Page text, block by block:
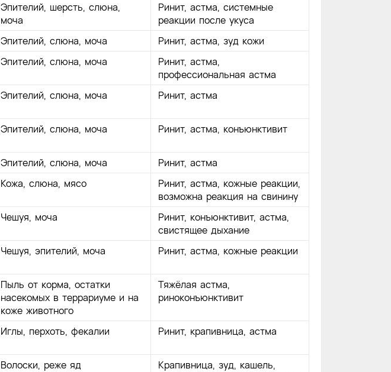
Эпителий, шерсть, слюна,
моча
Ринит, астма, системные
реакции после укуса
Эпителий, слюна, моча
Ринит, астма, зуд кожи
Эпителий, слюна, моча
Ринит, астма,
профессиональная астма
Эпителий, слюна, моча Ринит, астма
Эпителий, слюна, моча Ринит, астма, конъюнктивит
Эпителий, слюна, моча
Ринит, астма
Кожа, слюна, мясо
Ринит, астма, кожные реакции,
возможна реакция на свинину
Чешуя, моча
Ринит, конъюнктивит, астма,
свистящее дыхание
Чешуя, эпителий, моча Ринит, астма, кожные реакции
Пыль от корма, остатки
насекомых в террариуме и на
коже животного
Тяжёлая астма,
риноконъюнктивит
Иглы, перхоть, фекалии Ринит, крапивница, астма
Волоски, реже яд
Крапивница, зуд, кашель,